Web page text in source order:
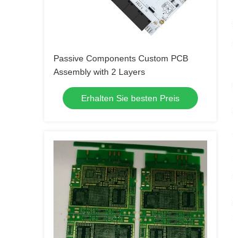
Passive Components Custom PCB
Assembly with 2 Layers
Erhalten Sie besten Preis